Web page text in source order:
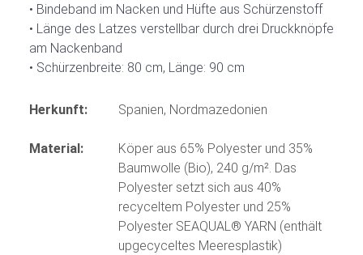
Bindeband im Nacken und Hüfte aus Schürzenstoff
Länge des Latzes verstellbar durch drei Druckknöpfe
am Nackenband
Schürzenbreite: 80 cm, Länge: 90 cm
Herkunft: Spanien, Nordmazedonien
Material:
Köper aus 65% Polyester und 35%
Baumwolle (Bio), 240 g/m². Das
Polyester setzt sich aus 40%
recyceltem Polyester und 25%
Polyester SEAQUAL® YARN (enthält
upgecyceltes Meeresplastik)